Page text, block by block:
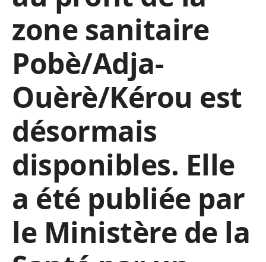
zone sanitaire
Pobè/Adja-
Ouèrè/Kérou est
désormais
disponibles. Elle
a été publiée par
le Ministère de la